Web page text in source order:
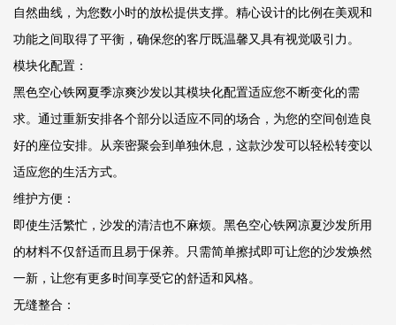
自然曲线，为您数小时的放松提供支撑。精心设计的比例在美观和
功能之间取得了平衡，确保您的客厅既温馨又具有视觉吸引力。
模块化配置：
黑色空心铁网夏季凉爽沙发以其模块化配置适应您不断变化的需
求。通过重新安排各个部分以适应不同的场合，为您的空间创造良
好的座位安排。从亲密聚会到单独休息，这款沙发可以轻松转变以
适应您的生活方式。
维护方便：
即使生活繁忙，沙发的清洁也不麻烦。黑色空心铁网凉夏沙发所用
的材料不仅舒适而且易于保养。只需简单擦拭即可让您的沙发焕然
一新，让您有更多时间享受它的舒适和风格。
无缝整合：